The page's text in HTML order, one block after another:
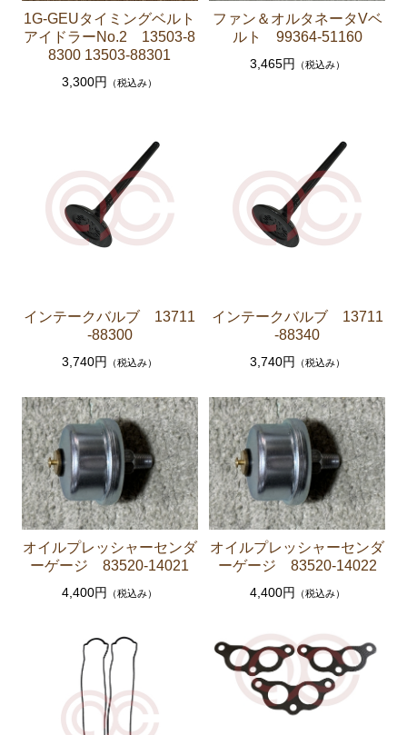
スープラ JZA80
エンジンパーツ 2JZ-GTE JZA80
エンジンパーツ 2JZ-GE JZA80
エンジンパーツ 5M-GEU MZ11
エンジンパーツ 6M-GEU MZ12
エンジンパーツ M-TEU MZ10
エンジンパーツ 1G-GEU GZ10
エンジンパーツ 共通（マウント イグニッションコ
イル センサー デスビローターキャップ 他）
ブレーキパーツ（マスターシリンダー リペアキッ
クラッチパーツ（マスターシリンダー クラッチレリ
ーズシリンダー オーバーホールキット など）
ステアリングパーツ（各種リペアキット ラックブー
ツ ラックエンド タイロッドエンド など）
足回りパーツ（アッパーマウント ベアリング ボー
ルジョイント ブッシュ類 など）
燃料パーツ（ポンプ フィルター ダンパー センダ
シャフトブーツ デフなど）
ウエザーストリップ ワイヤー類
ラベル
エアコン ヒーター関係
1G-GEUタイミングベルト
アイドラーNo.2 13503-8
8300 13503-88301
3,300円 （税込み）
ファン＆オルタネータVベ
ルト 99364-51160
3,465円 （税込み）
インテークバルブ 13711
-88300
3,740円 （税込み）
インテークバルブ 13711
-88340
3,740円 （税込み）
オイルプレッシャーセンダ
ーゲージ 83520-14021
4,400円 （税込み）
オイルプレッシャーセンダ
ーゲージ 83520-14022
4,400円 （税込み）